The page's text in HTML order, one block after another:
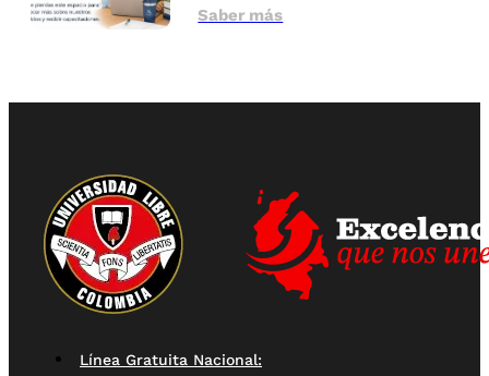
Saber más
Línea Gratuita Nacional: